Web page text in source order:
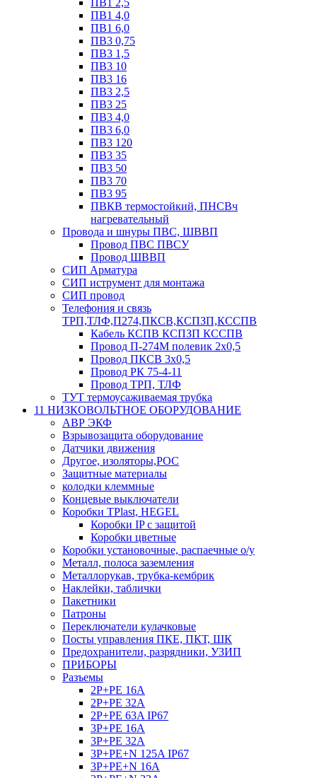
ПВ1 2,5
ПВ1 4,0
ПВ1 6,0
ПВ3 0,75
ПВ3 1,5
ПВ3 10
ПВ3 16
ПВ3 2,5
ПВ3 25
ПВ3 4,0
ПВ3 6,0
ПВ3 120
ПВ3 35
ПВ3 50
ПВ3 70
ПВ3 95
ПВКВ термостойкий, ПНСВч
нагревательный
Провода и шнуры ПВС, ШВВП
Провод ПВС ПВСУ
Провод ШВВП
СИП Арматура
СИП иструмент для монтажа
СИП провод
Телефония и связь
ТРП,ТЛФ,П274,ПКСВ,КСПЗП,КССПВ
Кабель КСПВ КСПЗП КССПВ
Провод П-274М полевик 2х0,5
Провод ПКСВ 3х0,5
Провод РК 75-4-11
Провод ТРП, ТЛФ
ТУТ термоусаживаемая трубка
11 НИЗКОВОЛЬТНОЕ ОБОРУДОВАНИЕ
АВР ЭКФ
Взрывозащита оборудование
Датчики движения
Другое, изоляторы,РОС
Защитные материалы
колодки клеммные
Концевые выключатели
Коробки TPlast, HEGEL
Коробки IP с защитой
Коробки цветные
Коробки установочные, распаечные о/у
Металл, полоса заземления
Металлорукав, трубка-кембрик
Наклейки, таблички
Пакетники
Патроны
Переключатели кулачковые
Посты управления ПКЕ, ПКТ, ШК
Предохранители, разрядники, УЗИП
ПРИБОРЫ
Разъемы
2P+PE 16A
2P+PE 32A
2P+PE 63A IP67
3P+PE 16A
3P+PE 32A
3P+PE+N 125A IP67
3P+PE+N 16A